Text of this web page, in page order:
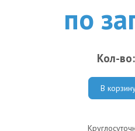
по
Кол-во:
В